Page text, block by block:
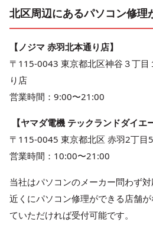
北区周辺にあるパソコン修理
【ノジマ 赤羽北本通り店】
〒115-0043 東京都北区神谷３丁目
り店
営業時間：9:00〜21:00
【ヤマダ電機 テックランドダイエ
〒115-0045 東京都北区 赤羽2丁目
営業時間：10:00〜21:00
当社はパソコンのメーカー問わず
近くにパソコン修理ができる店舗
ていただければ受付可能です。